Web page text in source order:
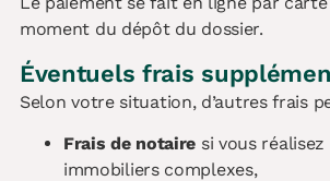
moment du dépôt du dossier.
Éventuels frais
Selon votre situation, d’autres frais
Frais de notaire si vous
immobiliers complexes,